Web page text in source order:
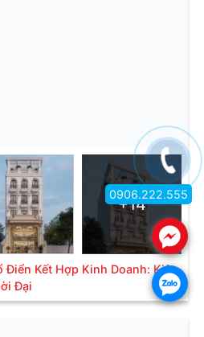
+14
Điển Kết Hợp Kinh Doanh: Kiệt
Đại
.
.
0906.222.555